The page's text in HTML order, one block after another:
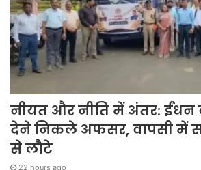
नीयत और नीति में अंतर:
देने निकले अफसर, वापसी में
से लौटे
22 hours ago